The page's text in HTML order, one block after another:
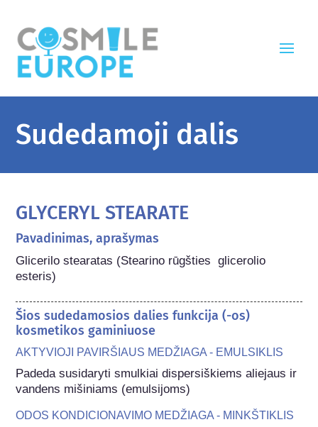
Sudedamoji dalis
GLYCERYL STEARATE
Pavadinimas, aprašymas
Glicerilo stearatas (Stearino rūgšties  glicerolio
esteris)
Šios sudedamosios dalies funkcija (-os)
kosmetikos gaminiuose
AKTYVIOJI PAVIRŠIAUS MEDŽIAGA - EMULSIKLIS
Padeda susidaryti smulkiai dispersiškiems aliejaus ir
vandens mišiniams (emulsijoms)
ODOS KONDICIONAVIMO MEDŽIAGA - MINKŠTIKLIS